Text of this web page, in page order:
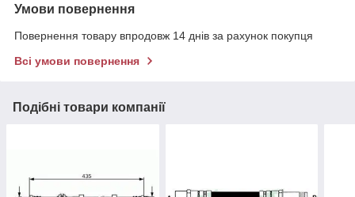
Умови повернення
Повернення товару впродовж 14 днів за рахунок покупця
Всі умови повернення
Подібні товари компанії